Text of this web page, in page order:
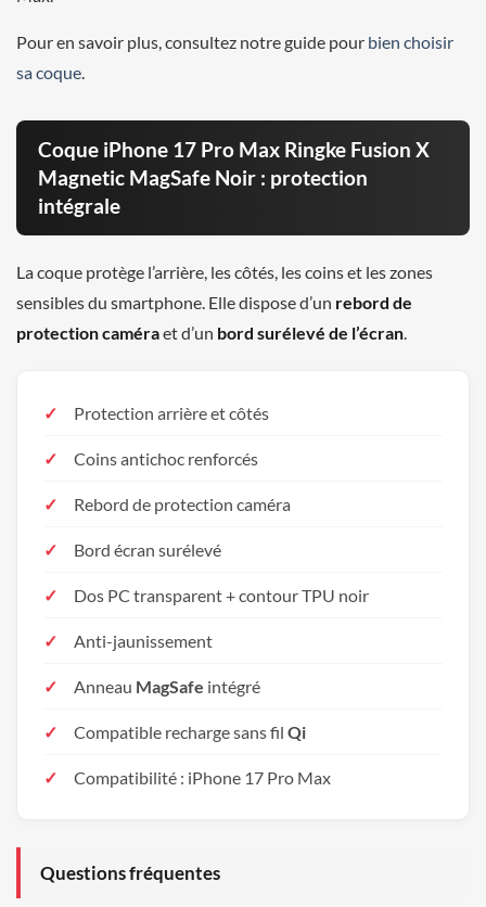
Pour en savoir plus, consultez notre guide pour bien choisir
sa coque
Coque iPhone 17 Pro Max Ringke Fusion X
Magnetic MagSafe Noir : protection
intégrale
La coque protège l’arrière, les côtés, les coins et les zones
sensibles du smartphone. Elle dispose d’un rebord de
protection caméraet d’un bord surélevé de l’écran
Protection arrière et côtés
Coins antichoc renforcés
Rebord de protection caméra
Bord écran surélevé
Dos PC transparent + contour TPU noir
Anti-jaunissement
Anneau MagSafe intégré
Compatible recharge sans fil Qi
Compatibilité : iPhone 17 Pro Max
Questions fréquentes